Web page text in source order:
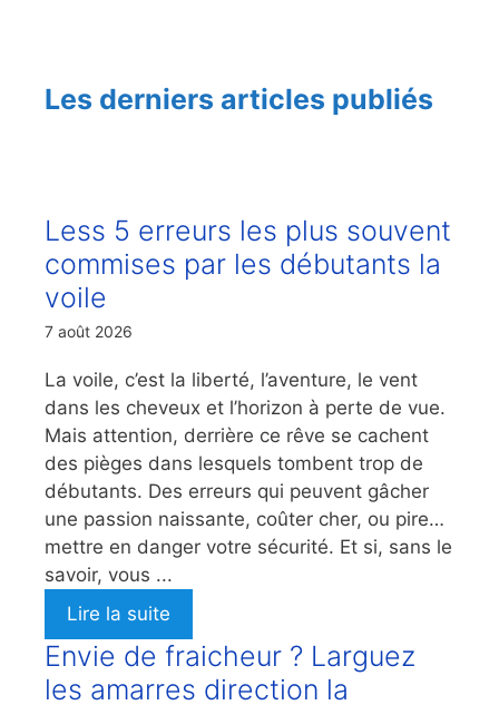
Les derniers articles publiés
Less 5 erreurs les plus souvent
commises par les débutants la
voile
7 août 2026
La voile, c’est la liberté, l’aventure, le vent
dans les cheveux et l’horizon à perte de vue.
Mais attention, derrière ce rêve se cachent
des pièges dans lesquels tombent trop de
débutants. Des erreurs qui peuvent gâcher
une passion naissante, coûter cher, ou pire…
mettre en danger votre sécurité. Et si, sans le
savoir, vous ...
Lire la suite
Envie de fraicheur ? Larguez
les amarres direction la